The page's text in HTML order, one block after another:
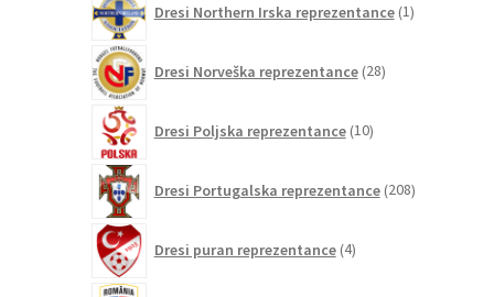
Dresi Northern Irska reprezentance 1izdelek
Dresi Norveška reprezentance 28izdelkov
Dresi Poljska reprezentance 10izdelkov
Dresi Portugalska reprezentance 208izdelkov
Dresi puran reprezentance 4izdelki